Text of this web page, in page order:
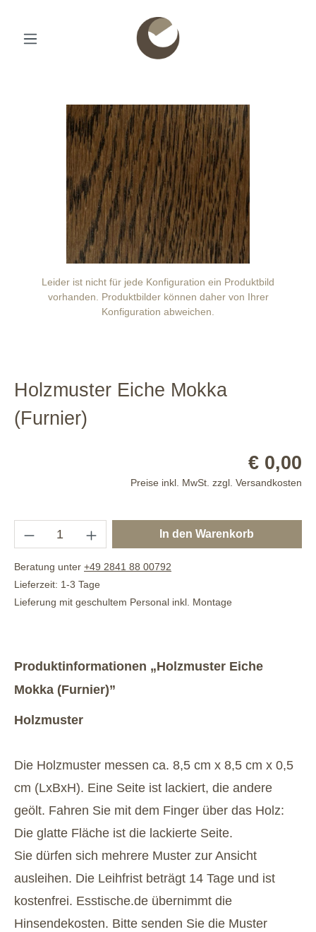
Leider ist nicht für jede Konfiguration ein Produktbild
vorhanden. Produktbilder können daher von Ihrer
Konfiguration abweichen.
Holzmuster Eiche Mokka
(Furnier)
€ 0,00
Preise inkl. MwSt. zzgl. Versandkosten
In den Warenkorb
Beratung unter +49 2841 88 00792
Lieferzeit: 1-3 Tage
Lieferung mit geschultem Personal inkl. Montage
Produktinformationen „Holzmuster Eiche
Mokka (Furnier)”
Holzmuster
Die Holzmuster messen ca. 8,5 cm x 8,5 cm x 0,5
cm (LxBxH). Eine Seite ist lackiert, die andere
geölt. Fahren Sie mit dem Finger über das Holz:
Die glatte Fläche ist die lackierte Seite.
Sie dürfen sich mehrere Muster zur Ansicht
ausleihen. Die Leihfrist beträgt 14 Tage und ist
kostenfrei. Esstische.de übernimmt die
Hinsendekosten. Bitte senden Sie die Muster